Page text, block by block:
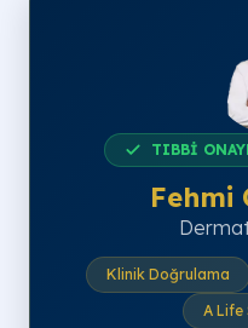
TIBBİ
Fehmi
Klinik Doğrulama
A Life